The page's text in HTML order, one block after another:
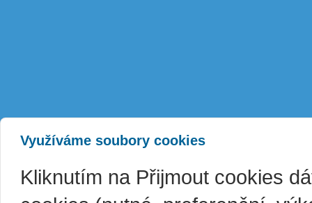
Využíváme soubory cookies
Kliknutím na Přijmout cookies